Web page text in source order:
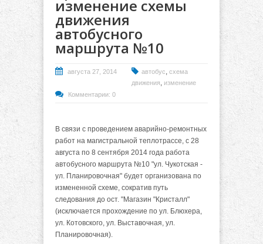
изменение схемы
движения
автобусного
маршрута №10
августа 27, 2014 автобус схема
движения
изменение
Комментарии: 0
В связи с проведением аварийно-ремонтных
работ на магистральной теплотрассе, с 28
августа по 8 сентября 2014 года работа
автобусного маршрута №10 "ул. Чукотская -
ул. Планировочная" будет организована по
измененной схеме, сократив путь
следования до ост. "Магазин "Кристалл"
(исключается прохождение по ул. Блюхера,
ул. Котовского, ул. Выставочная, ул.
Планировочная).